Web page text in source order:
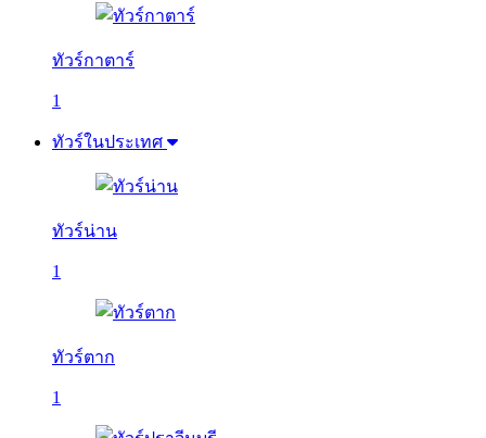
ทัวร์กาตาร์
1
ทัวร์ในประเทศ
ทัวร์น่าน
1
ทัวร์ตาก
1